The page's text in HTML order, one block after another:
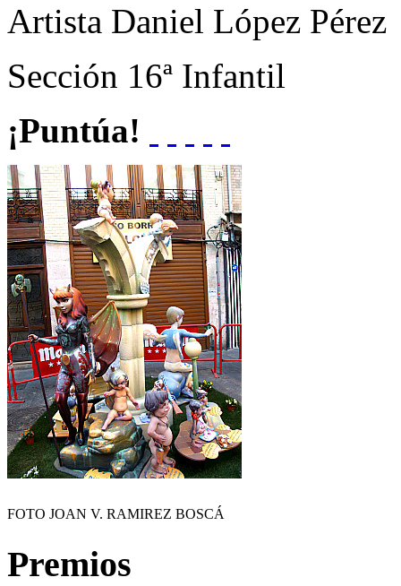
Artista Daniel López Pérez
Sección 16ª Infantil
¡Puntúa!
FOTO JOAN V. RAMIREZ BOSCÁ
Premios